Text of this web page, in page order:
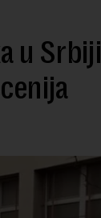
u Srbiji